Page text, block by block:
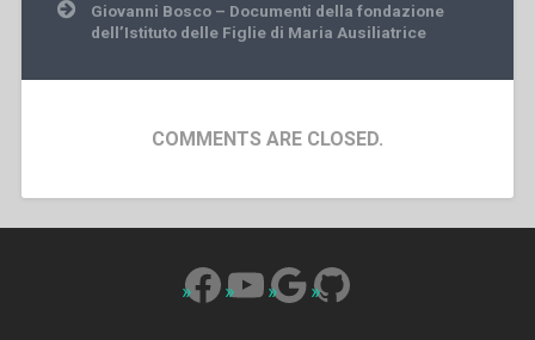
Giovanni Bosco – Documenti della fondazione
dell’Istituto delle Figlie di Maria Ausiliatrice
COMMENTS ARE CLOSED.
Facebook
YouTube
Google
GitHub